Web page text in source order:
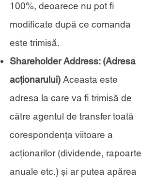
100%, deoarece nu pot fi
modificate după ce comanda
este trimisă.
Shareholder Address: (Adresa
acționarului) Aceasta este
adresa la care va fi trimisă de
către agentul de transfer toată
corespondența viitoare a
acționarilor (dividende, rapoarte
anuale etc.) și ar putea apărea